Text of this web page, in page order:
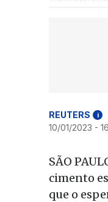
REUTERS i
10/01/2023 -
SÃO
cimento
que o